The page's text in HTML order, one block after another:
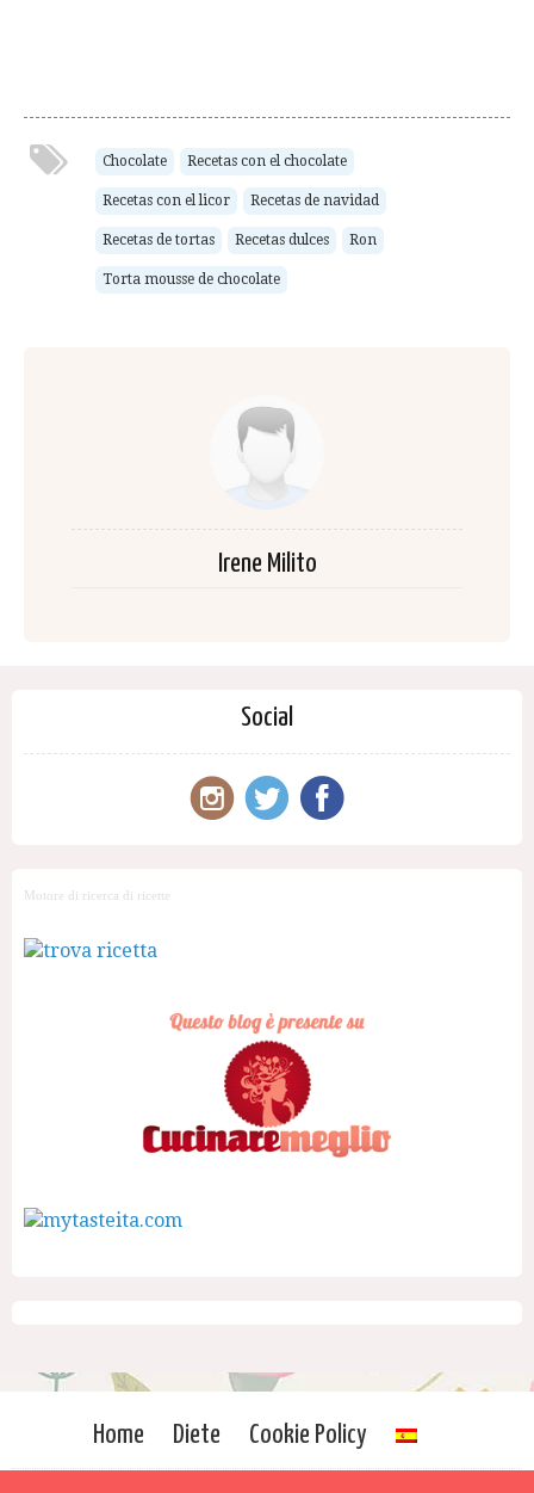
Chocolate Recetas con el chocolate
Recetas con el licor Recetas de navidad
Recetas de tortas Recetas dulces Ron
Torta mousse de chocolate
Irene Milito
Social
Motore di ricerca di ricette
Home Diete Cookie Policy